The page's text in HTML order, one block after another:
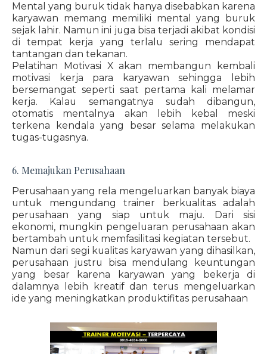
Mental yang buruk tidak hanya disebabkan karena
karyawan memang memiliki mental yang buruk
sejak lahir. Namun ini juga bisa terjadi akibat kondisi
di tempat kerja yang terlalu sering mendapat
tantangan dan tekanan.
Pelatihan Motivasi X akan membangun kembali
motivasi kerja para karyawan sehingga lebih
bersemangat seperti saat pertama kali melamar
kerja. Kalau semangatnya sudah dibangun,
otomatis mentalnya akan lebih kebal meski
terkena kendala yang besar selama melakukan
tugas-tugasnya.
6. Memajukan Perusahaan
Perusahaan yang rela mengeluarkan banyak biaya
untuk mengundang trainer berkualitas adalah
perusahaan yang siap untuk maju. Dari sisi
ekonomi, mungkin pengeluaran perusahaan akan
bertambah untuk memfasilitasi kegiatan tersebut.
Namun dari segi kualitas karyawan yang dihasilkan,
perusahaan justru bisa mendulang keuntungan
yang besar karena karyawan yang bekerja di
dalamnya lebih kreatif dan terus mengeluarkan
ide yang meningkatkan produktifitas perusahaan